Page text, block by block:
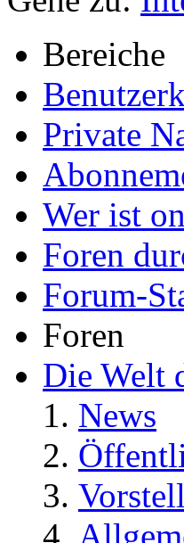
Bereiche
Private
Wer ist
Foren
Forum-
Foren
Die Welt
News